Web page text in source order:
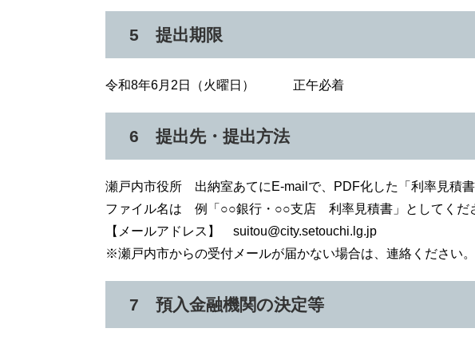
5 提出期限
令和8年6月2日（火曜日） 正午必着
6 提出先・提出方法
瀬戸内市役所 出納室あてにE-mailで、PDF化した「利率見積書
ファイル名は 例「○○銀行・○○支店 利率見積書」としてくだ
【メールアドレス】 suitou@city.setouchi.lg.jp
※瀬戸内市からの受付メールが届かない場合は、連絡ください。
7 預入金融機関の決定等